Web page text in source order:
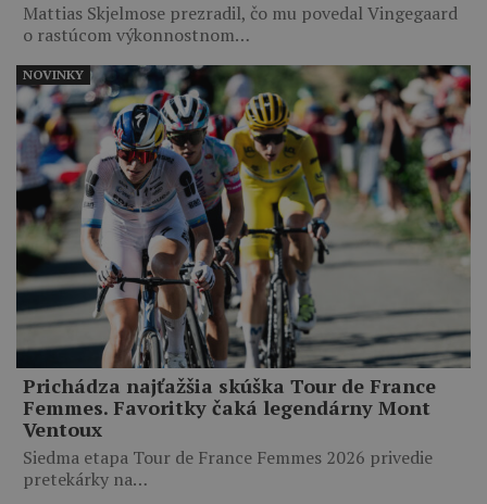
Mattias Skjelmose prezradil, čo mu povedal Vingegaard
o rastúcom výkonnostnom…
Prichádza najťažšia skúška Tour de France
Femmes. Favoritky čaká legendárny Mont
Ventoux
Siedma etapa Tour de France Femmes 2026 privedie
pretekárky na…
NOVINKY